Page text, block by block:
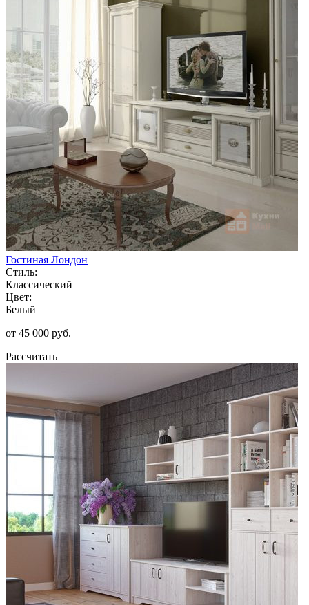
Гостиная Лондон
Стиль:
Классический
Цвет:
Белый
от 45 000 руб.
Рассчитать